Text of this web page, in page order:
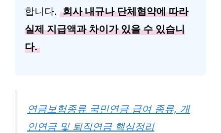
합니다. 회사 내규나 단체협약에 따라
실제 지급액과 차이가 있을 수 있습니
다.
연금보험종류 국민연금 급여 종류, 개
인연금 및 퇴직연금 핵심정리